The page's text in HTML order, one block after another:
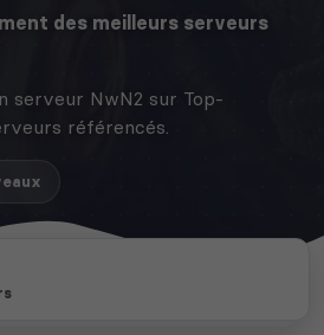
des meilleurs serveurs
serveur NwN2 sur Top-
référencés.